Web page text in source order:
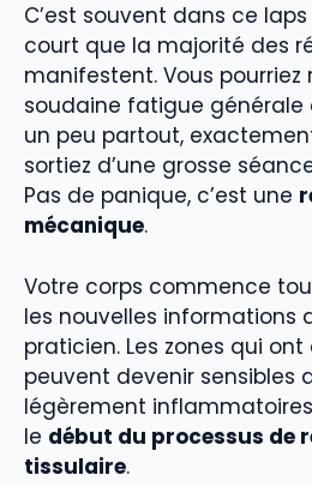
C’est souvent dans ce
court que la majorité des
manifestent. Vous pourriez
soudaine fatigue générale
un peu partout,
sortiez d’une grosse
Pas de panique, c’est une
mécanique.
Votre corps commence
les nouvelles informations
praticien. Les zones qui
peuvent devenir sensibles
légèrement
le début du processus de
tissulaire.